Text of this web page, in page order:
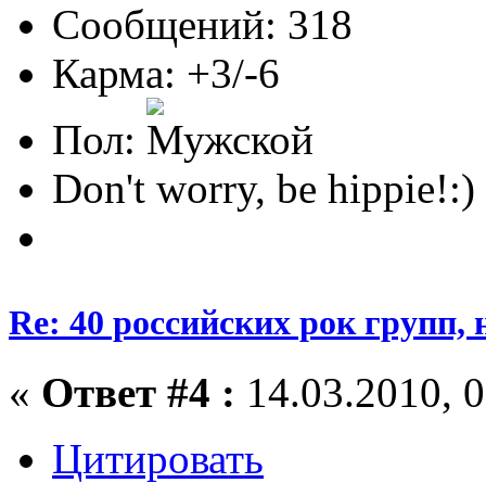
Сообщений: 318
Карма: +3/-6
Пол:
Don't worry, be hippie!:)
Re: 40 российских рок групп,
« Ответ #4 : 14.03.2010,
Цитировать